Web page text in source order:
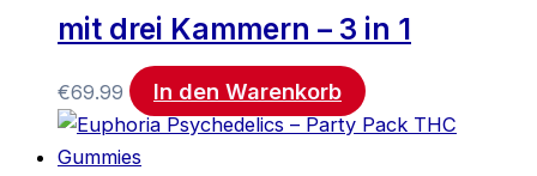
mit drei Kammern – 3 in 1
€69.99 In den Warenkorb